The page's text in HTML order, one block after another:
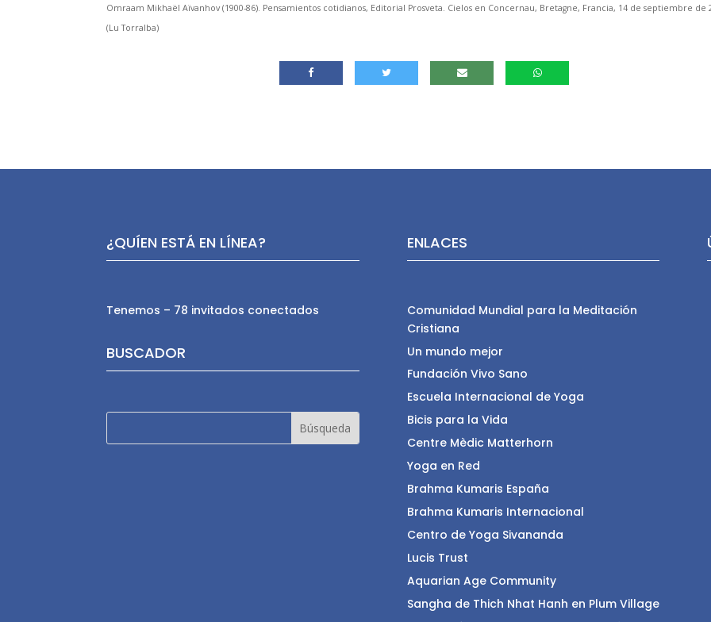
Omraam Mikhaël Aïvanhov (1900-86). Pensamientos cotidianos, Editorial Prosveta. Cielos en Concernau, Bretagne, Francia, 14 de septiembre de
(Lu Torralba)
¿QUÍEN ESTÁ EN LÍNEA?
Tenemos – 78 invitados conectados
BUSCADOR
ENLACES
Comunidad Mundial para la Meditación
Cristiana
Un mundo mejor
Fundación Vivo Sano
Escuela Internacional de Yoga
Bicis para la Vida
Centre Mèdic Matterhorn
Yoga en Red
Brahma Kumaris España
Brahma Kumaris Internacional
Centro de Yoga Sivananda
Lucis Trust
Aquarian Age Community
Sangha de Thich Nhat Hanh en Plum Village